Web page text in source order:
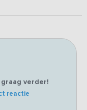
verder!
reactie